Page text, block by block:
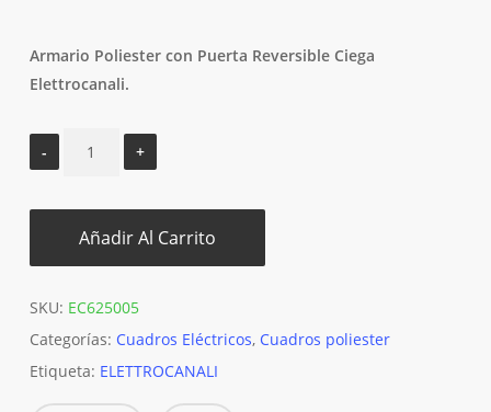
Armario Poliester con Puerta Reversible Ciega
Elettrocanali.
Añadir Al Carrito
SKU: EC625005
Categorías: Cuadros Eléctricos, Cuadros poliester
Etiqueta: ELETTROCANALI